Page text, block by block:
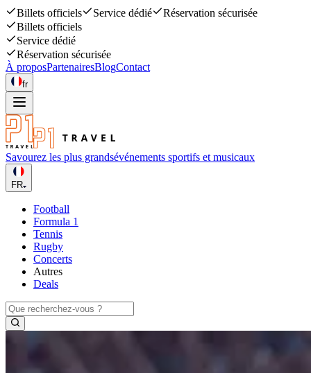
Billets officiels Service dédié
Réservation sécurisée
Billets officiels
Service dédié
Réservation sécurisée
À proposPartenairesBlogContact
fr
Savourez les plus grandsévénements sportifs et musicaux
FR
Football
Formula 1
Tennis
Rugby
Concerts
Autres
Deals